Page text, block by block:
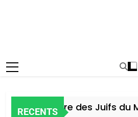
RECENTS
Histoire des Juifs du